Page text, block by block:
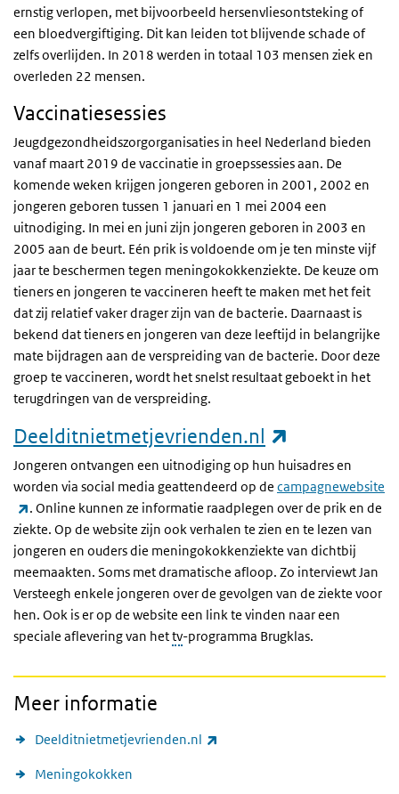
ernstig verlopen, met bijvoorbeeld hersenvliesontsteking of
een bloedvergiftiging. Dit kan leiden tot blijvende schade of
zelfs overlijden. In 2018 werden in totaal 103 mensen ziek en
overleden 22 mensen.
Vaccinatiesessies
Jeugdgezondheidszorgorganisaties in heel Nederland bieden
vanaf maart 2019 de vaccinatie in groepssessies aan. De
komende weken krijgen jongeren geboren in 2001, 2002 en
jongeren geboren tussen 1 januari en 1 mei 2004 een
uitnodiging. In mei en juni zijn jongeren geboren in 2003 en
2005 aan de beurt. Eén prik is voldoende om je ten minste vijf
jaar te beschermen tegen meningokokkenziekte. De keuze om
tieners en jongeren te vaccineren heeft te maken met het feit
dat zij relatief vaker drager zijn van de bacterie. Daarnaast is
bekend dat tieners en jongeren van deze leeftijd in belangrijke
mate bijdragen aan de verspreiding van de bacterie. Door deze
groep te vaccineren, wordt het snelst resultaat geboekt in het
terugdringen van de verspreiding.
Deelditnietmetjevrienden.nl
Jongeren ontvangen een uitnodiging op hun huisadres en
worden via social media geattendeerd op de campagnewebsite
(externe link)
. Online kunnen ze informatie raadplegen over de prik en de
ziekte. Op de website zijn ook verhalen te zien en te lezen van
jongeren en ouders die meningokokkenziekte van dichtbij
meemaakten. Soms met dramatische afloop. Zo interviewt Jan
Versteegh enkele jongeren over de gevolgen van de ziekte voor
hen. Ook is er op de website een link te vinden naar een
speciale aflevering van hettv-programma Brugklas.
Meer informatie
Deelditnietmetjevrienden.nl
Meningokokken